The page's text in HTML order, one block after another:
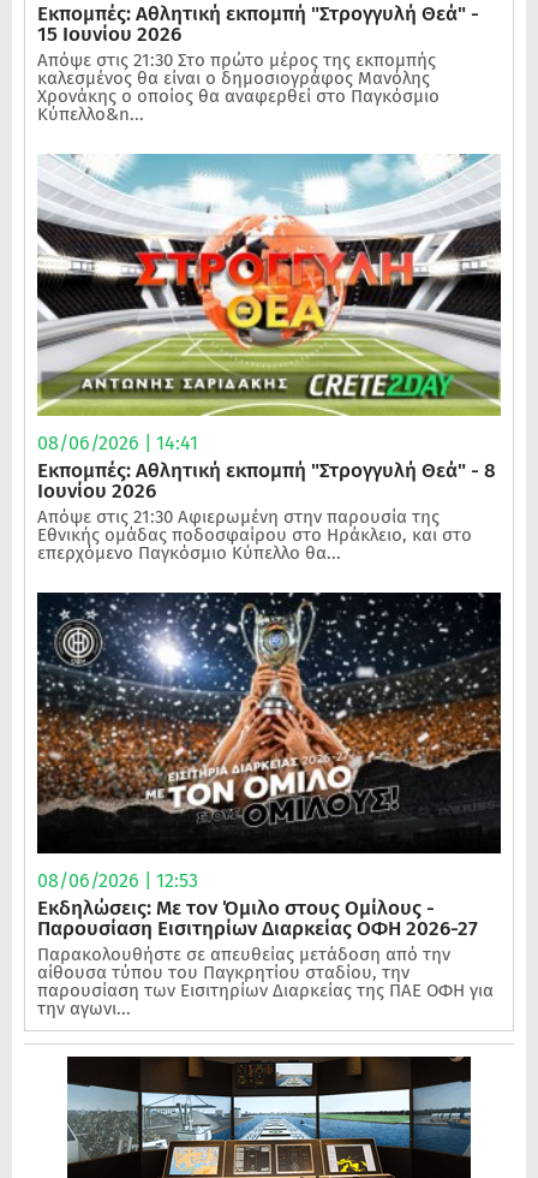
Εκπομπές: Αθλητική εκπομπή "Στρογγυλή Θεά" -
15 Ιουνίου 2026
Απόψε στις 21:30 Στο πρώτο μέρος της εκπομπής
καλεσμένος θα είναι ο δημοσιογράφος Μανόλης
Χρονάκης ο οποίος θα αναφερθεί στο Παγκόσμιο
Κύπελλο&n...
08/06/2026 | 14:41
Εκπομπές: Αθλητική εκπομπή "Στρογγυλή Θεά" - 8
Ιουνίου 2026
Απόψε στις 21:30 Αφιερωμένη στην παρουσία της
Εθνικής ομάδας ποδοσφαίρου στο Ηράκλειο, και στο
επερχόμενο Παγκόσμιο Κύπελλο θα...
08/06/2026 | 12:53
Εκδηλώσεις: Με τον Όμιλο στους Ομίλους -
Παρουσίαση Εισιτηρίων Διαρκείας ΟΦΗ 2026-27
Παρακολουθήστε σε απευθείας μετάδοση από την
αίθουσα τύπου του Παγκρητίου σταδίου, την
παρουσίαση των Εισιτηρίων Διαρκείας της ΠΑΕ ΟΦΗ για
την αγωνι...